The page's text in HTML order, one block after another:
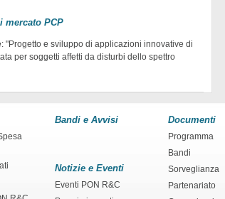
mercato PCP
"Progetto e sviluppo di applicazioni innovative di
per soggetti affetti da disturbi dello spettro
Bandi e Avvisi
Notizie e Eventi
Eventi PON R&C
Documenti
Programma
Bandi
Sorveglianza
Partenariato